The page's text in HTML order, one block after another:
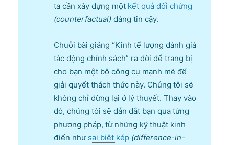
ta cần xây dựng một kết quả đối chứng
(counterfactual) đáng tin cậy.
Chuỗi bài giảng “Kinh tế lượng đánh giá
tác động chính sách” ra đời để trang bị
cho bạn một bộ công cụ mạnh mẽ để
giải quyết thách thức này. Chúng tôi sẽ
không chỉ dừng lại ở lý thuyết. Thay vào
đó, chúng tôi sẽ dẫn dắt bạn qua từng
phương pháp, từ những kỹ thuật kinh
điển như sai biệt kép (difference-in-